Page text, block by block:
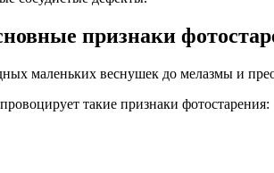
признаки
маленьких веснушек до мелазмы и
такие признаки фотостарения: